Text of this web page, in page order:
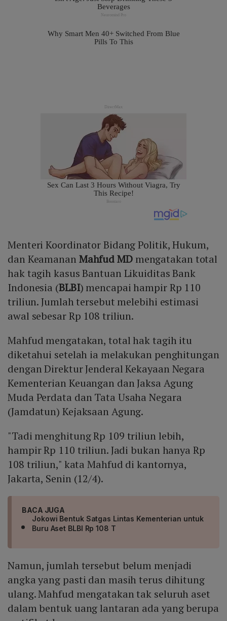
Menteri Koordinator Bidang Politik, Hukum,
dan Keamanan Mahfud MDmengatakan total
hak tagih kasus Bantuan Likuiditas Bank
Indonesia (BLBI) mencapai hampir Rp 110
triliun. Jumlah tersebut melebihi estimasi
awal sebesar Rp 108 triliun.
Mahfud mengatakan, total hak tagih itu
diketahui setelah ia melakukan penghitungan
dengan Direktur Jenderal Kekayaan Negara
Kementerian Keuangan dan Jaksa Agung
Muda Perdata dan Tata Usaha Negara
(Jamdatun) Kejaksaan Agung.
"Tadi menghitung Rp 109 triliun lebih,
hampir Rp 110 triliun. Jadi bukan hanya Rp
108 triliun," kata Mahfud di kantornya,
Jakarta, Senin (12/4).
BACA JUGA
Jokowi Bentuk Satgas Lintas Kementerian untuk
Buru Aset BLBI Rp 108 T
Namun, jumlah tersebut belum menjadi
angka yang pasti dan masih terus dihitung
ulang. Mahfud mengatakan tak seluruh aset
dalam bentuk uang lantaran ada yang berupa